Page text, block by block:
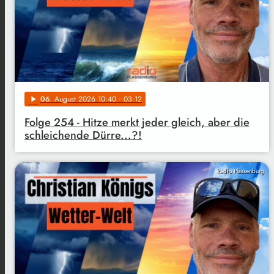
play_arrow 06. August 2026 10:40 · 03:12
Folge 254 - Hitze merkt jeder gleich, aber die
schleichende Dürre...?!
Radio Plassenburg